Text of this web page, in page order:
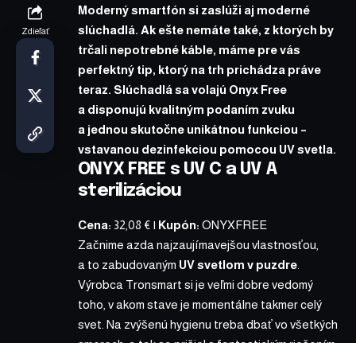
Zdieľať
Moderný smartfón si zaslúži aj moderné
slúchadlá. Ak ešte nemáte také, z ktorých by
trčali nepotrebné káble, máme pre vás
perfektný tip, ktorý na trh prichádza práve
teraz. Slúchadlá sa volajú Onyx Free
a disponujú kvalitným podaním zvuku
a jednou skutočne unikátnou funkciou –
vstavanou dezinfekciou pomocou UV svetla.
ONYX FREE s UV C a UV A
sterilizáciou
Cena: 32,08 € | Kupón: ONYXFREE
Začnime azda najzaujímavejšou vlastnosťou,
a to zabudovaným UV svetlom v puzdre
Výrobca Tronsmart si je veľmi dobre vedomý
toho, v akom stave je momentálne takmer celý
svet. Na zvýšenú hygienu treba dbať vo všetkých